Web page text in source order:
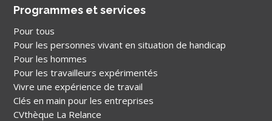
Programmes et services
Pour tous
Pour les personnes vivant en situation de handicap
Pour les hommes
Pour les travailleurs expérimentés
Vivre une expérience de travail
Clés en main pour les entreprises
CVthèque La Relance